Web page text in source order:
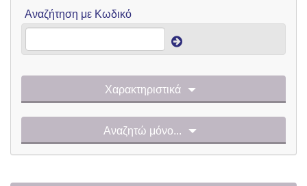
Αναζήτηση με Κωδικό
Χαρακτηριστικά
Αναζητώ μόνο...